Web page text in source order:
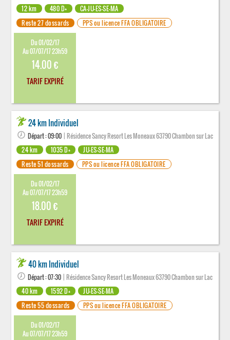
12 km
480 D+
CA-JU-ES-SE-MA
Reste 27 dossards
PPS ou licence FFA OBLIGATOIRE
Du 01/02/17
Au 07/07/17 23h59
14.00 €
TARIF EXPIRÉ
24 km Individuel
Départ : 09:00 | Résidence Sancy Resort Les Moneaux 63790 Chambon sur Lac
24 km
1035 D+
JU-ES-SE-MA
Reste 51 dossards
PPS ou licence FFA OBLIGATOIRE
Du 01/02/17
Au 07/07/17 23h59
18.00 €
TARIF EXPIRÉ
40 km Individuel
Départ : 07:30 | Résidence Sancy Resort Les Moneaux 63790 Chambon sur Lac
40 km
1592 D+
JU-ES-SE-MA
Reste 55 dossards
PPS ou licence FFA OBLIGATOIRE
Du 01/02/17
Au 07/07/17 23h59